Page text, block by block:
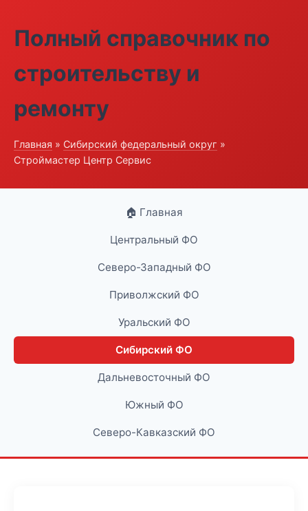
Полный справочник по
строительству и
ремонту
Главная » Сибирский федеральный округ »
Строймастер Центр Сервис
🏠 Главная
Центральный ФО
Северо-Западный ФО
Приволжский ФО
Уральский ФО
Сибирский ФО
Дальневосточный ФО
Южный ФО
Северо-Кавказский ФО